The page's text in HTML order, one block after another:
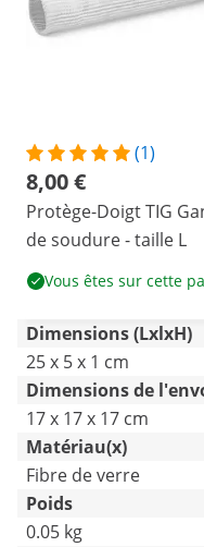
(1)
8,00 €
Protège-Doigt TIG
de soudure - taille L
Vous êtes sur cette
Dimensions (LxlxH)
25 x 5 x 1 cm
Dimensions de
17 x 17 x 17 cm
Matériau(x)
Fibre de verre
Poids
0.05 kg